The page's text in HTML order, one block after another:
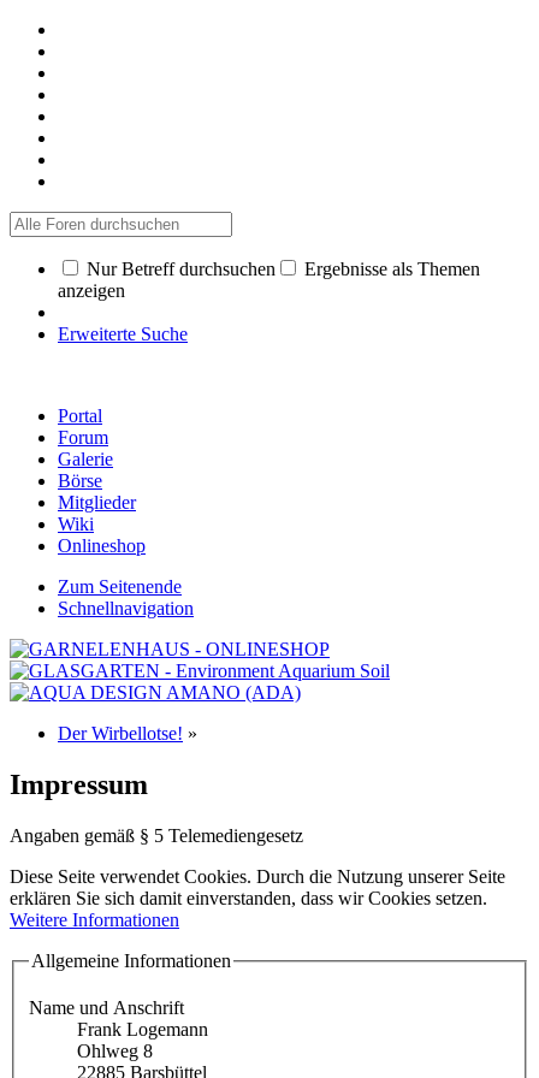
Nur Betreff durchsuchen
Ergebnisse als Themen
anzeigen
Erweiterte Suche
Portal
Forum
Galerie
Börse
Mitglieder
Wiki
Onlineshop
Zum Seitenende
Schnellnavigation
Der Wirbellotse! »
Impressum
Angaben gemäß § 5 Telemediengesetz
Diese Seite verwendet Cookies. Durch die Nutzung unserer Seite
erklären Sie sich damit einverstanden, dass wir Cookies setzen.
Weitere Informationen
Allgemeine Informationen
Name und Anschrift
Frank Logemann
Ohlweg 8
22885 Barsbüttel